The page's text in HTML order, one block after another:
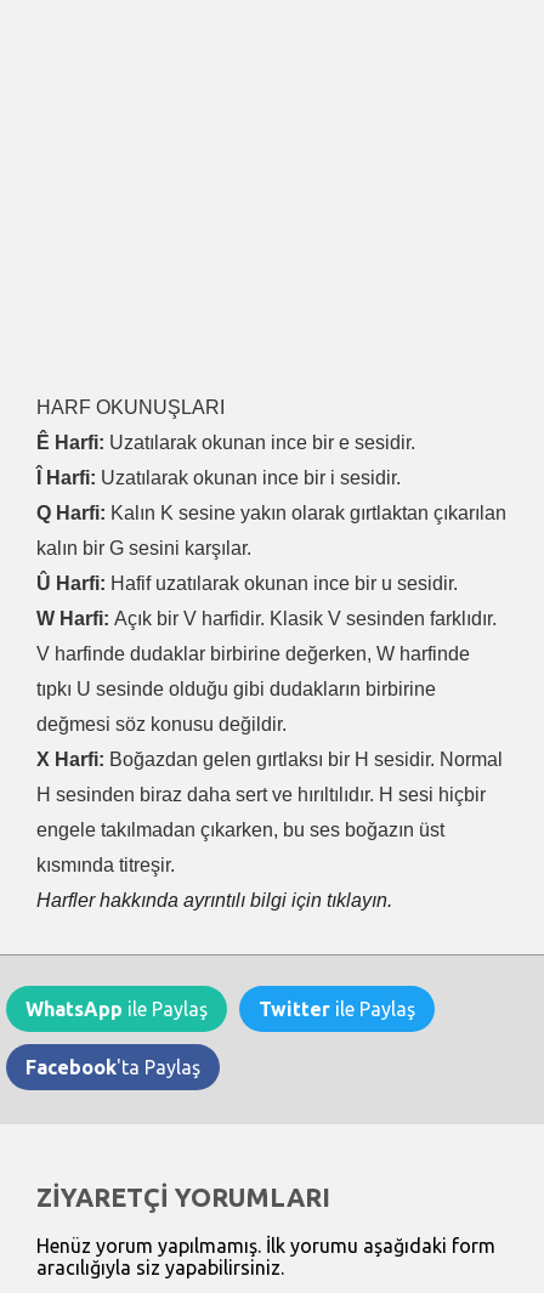
HARF OKUNUŞLARI
Ê Harfi: Uzatılarak okunan ince bir e sesidir.
Î Harfi: Uzatılarak okunan ince bir i sesidir.
Q Harfi: Kalın K sesine yakın olarak gırtlaktan çıkarılan
kalın bir G sesini karşılar.
Û Harfi: Hafif uzatılarak okunan ince bir u sesidir.
W Harfi: Açık bir V harfidir. Klasik V sesinden farklıdır.
V harfinde dudaklar birbirine değerken, W harfinde
tıpkı U sesinde olduğu gibi dudakların birbirine
değmesi söz konusu değildir.
X Harfi: Boğazdan gelen gırtlaksı bir H sesidir. Normal
H sesinden biraz daha sert ve hırıltılıdır. H sesi hiçbir
engele takılmadan çıkarken, bu ses boğazın üst
kısmında titreşir.
Harfler hakkında ayrıntılı bilgi için tıklayın.
WhatsApp ile Paylaş Twitter ile Paylaş
Facebook'ta Paylaş
ZİYARETÇİ YORUMLARI
Henüz yorum yapılmamış. İlk yorumu aşağıdaki form
aracılığıyla siz yapabilirsiniz.